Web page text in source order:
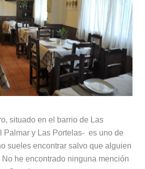
situado en el barrio de Las
Palmar y Las Portelas- es uno de
sueles encontrar salvo que alguien
he encontrado ninguna mención